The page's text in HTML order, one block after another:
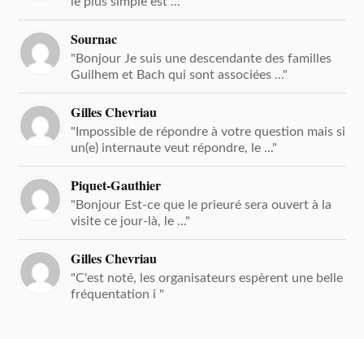
Sournac
"Bonjour Je suis une descendante des familles
Guilhem et Bach qui sont associées ..."
Gilles Chevriau
"Impossible de répondre à votre question mais si
un(e) internaute veut répondre, le ..."
Piquet-Gauthier
"Bonjour Est-ce que le prieuré sera ouvert à la
visite ce jour-là, le ..."
Gilles Chevriau
"C'est noté, les organisateurs espèrent une belle
fréquentation i "